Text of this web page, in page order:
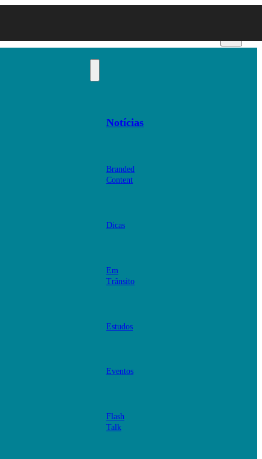
Notícias
Branded
Content
Dicas
Em
Trânsito
Estudos
Eventos
Flash
Talk